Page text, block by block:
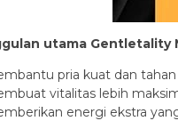
utama Gentletality
pria kuat dan
vitalitas lebih
energi ekstra